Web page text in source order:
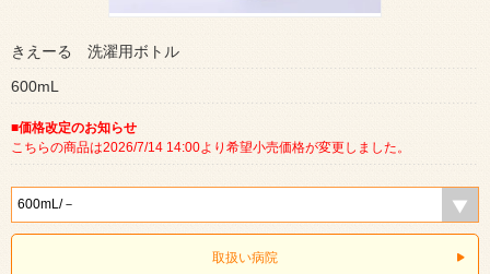
きえーる 洗濯用ボトル
600mL
■価格改定のお知らせ
こちらの商品は2026/7/14 14:00より希望小売価格が変更しました。
取扱い病院